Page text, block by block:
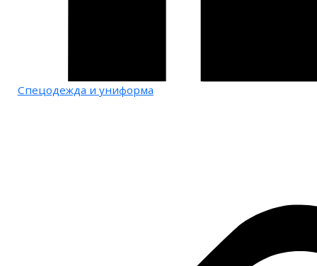
Спецодежда и униформа